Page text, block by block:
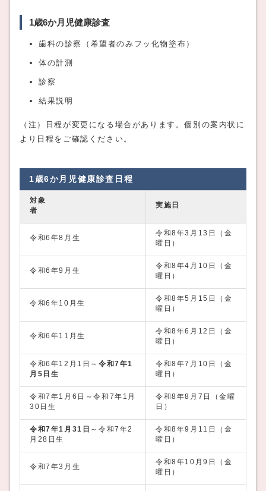
1歳6か月児健康診査
歯科の診察（希望者のみフッ化物塗布）
体の計測
診察
結果説明
（注）日程が変更になる場合があります。個別の案内状に
より日程をご確認ください。
1歳6か月児健康診査日程
対象
者
実施日
令和6年8月生
令和8年3月13日（金
曜日）
令和6年9月生
令和8年4月10日（金
曜日）
令和6年10月生
令和8年5月15日（金
曜日）
令和6年11月生
令和8年6月12日（金
曜日）
令和6年12月1日～ 令和7年1
月5日生
令和8年7月10日（金
曜日）
令和7年1月6日～令和7年1月
30日生
令和8年8月7日（金曜
日）
令和7年1月31日 ～令和7年2
月28日生
令和8年9月11日（金
曜日）
令和7年3月生
令和8年10月9日（金
曜日）